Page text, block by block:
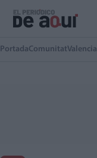
PortadaComunitatValencia